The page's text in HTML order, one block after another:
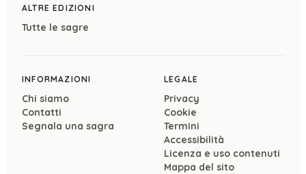
ALTRE EDIZIONI
Tutte le sagre
INFORMAZIONI
Chi siamo
Contatti
Segnala una sagra
LEGALE
Privacy
Cookie
Termini
Accessibilità
Licenza e uso contenuti
Mappa del sito